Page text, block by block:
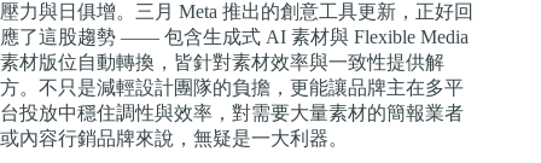
壓力與日俱增。三月 Meta 推出的創意工具更新，正好回
應了這股趨勢 —— 包含生成式 AI 素材與 Flexible Media
素材版位自動轉換，皆針對素材效率與一致性提供解
方。不只是減輕設計團隊的負擔，更能讓品牌主在多平
台投放中穩住調性與效率，對需要大量素材的簡報業者
或內容行銷品牌來說，無疑是一大利器。